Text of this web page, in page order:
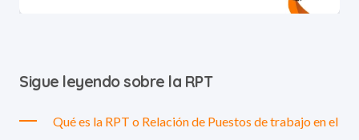
Sigue leyendo sobre la RPT
Qué es la RPT o Relación de Puestos de trabajo en el